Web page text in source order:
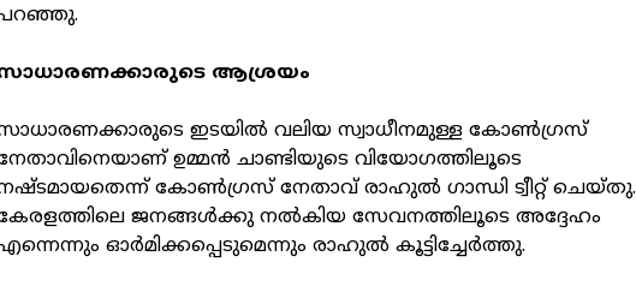
ആശ്രയം
ഇടയില്‍ വലിയ സ്വാധീനമുള്ള കോണ്‍ഗ്രസ്
ഉമ്മന്‍ ചാണ്ടിയുടെ വിയോഗത്തിലൂടെ
കോണ്‍ഗ്രസ് നേതാവ് രാഹുല്‍ ഗാന്ധി ട്വീറ്റ് ചെയ്തു.
ജനങ്ങള്‍ക്കു നല്‍കിയ സേവനത്തിലൂടെ അദ്ദേഹം
ഓര്‍മിക്കപ്പെടുമെന്നും രാഹുല്‍ കൂട്ടിച്ചേര്‍ത്തു.